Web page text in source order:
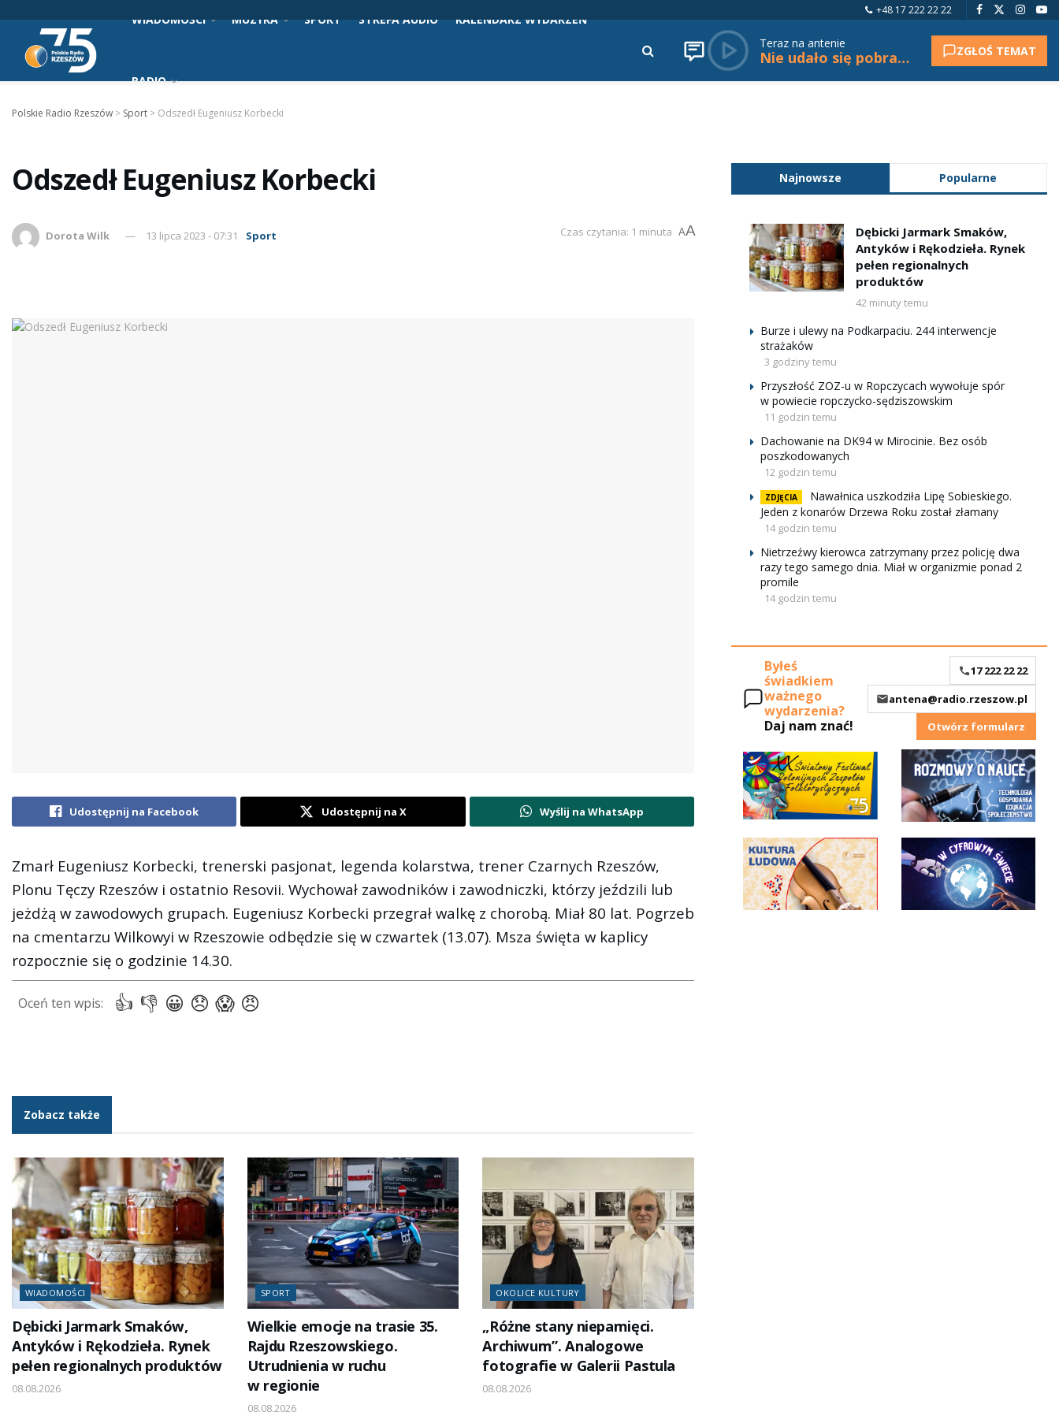
+48 17 222 22 22
WIADOMOŚCI MUZYKA SPORT STREFA AUDIO KALENDARZ WYDARZEŃ
RADIO
Teraz na antenie
Nie udało się pobrać tytułu. ZGŁOŚ TEMAT
Polskie Radio Rzeszów > Sport > Odszedł Eugeniusz Korbecki
Odszedł Eugeniusz Korbecki
Dorota Wilk 13 lipca 2023 - 07:31 Sport Czas czytania: 1 minuta AA
Udostępnij na Facebook Udostępnij na X Wyślij na WhatsApp
Zmarł Eugeniusz Korbecki, trenerski pasjonat, legenda kolarstwa, trener Czarnych Rzeszów,
Plonu Tęczy Rzeszów i ostatnio Resovii. Wychował zawodników i zawodniczki, którzy jeździli lub
jeżdżą w zawodowych grupach. Eugeniusz Korbecki przegrał walkę z chorobą. Miał 80 lat. Pogrzeb
na cmentarzu Wilkowyi w Rzeszowie odbędzie się w czwartek (13.07). Msza święta w kaplicy
rozpocznie się o godzinie 14.30.
Zobacz także
WIADOMOŚCI
Dębicki Jarmark Smaków,
Antyków i Rękodzieła. Rynek
pełen regionalnych produktów
08.08.2026
SPORT
Wielkie emocje na trasie 35.
Rajdu Rzeszowskiego.
Utrudnienia w ruchu
w regionie
08.08.2026
OKOLICE KULTURY
„Różne stany niepamięci.
Archiwum”. Analogowe
fotografie w Galerii Pastula
08.08.2026
Najnowsze Popularne
Dębicki Jarmark Smaków,
Antyków i Rękodzieła. Rynek
pełen regionalnych
produktów
42 minuty temu
Burze i ulewy na Podkarpaciu. 244 interwencje
strażaków
3 godziny temu
Przyszłość ZOZ-u w Ropczycach wywołuje spór
w powiecie ropczycko-sędziszowskim
11 godzin temu
Dachowanie na DK94 w Mirocinie. Bez osób
poszkodowanych
12 godzin temu
ZDJĘCIA
Nawałnica uszkodziła Lipę Sobieskiego.
Jeden z konarów Drzewa Roku został złamany
14 godzin temu
Nietrzeźwy kierowca zatrzymany przez policję dwa
razy tego samego dnia. Miał w organizmie ponad 2
promile
14 godzin temu
Byłeś
świadkiem
ważnego
wydarzenia?
Daj nam znać!
17 222 22 22
antena@radio.rzeszow.pl
Otwórz formularz